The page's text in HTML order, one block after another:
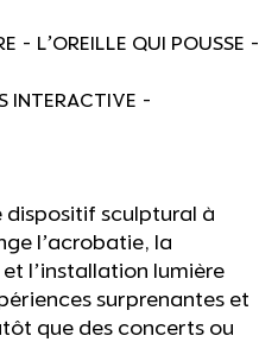
- L’OREILLE QUI POUSSE -
INTERACTIVE -
dispositif sculptural à
l’acrobatie, la
l’installation lumière
surprenantes et
que des concerts ou